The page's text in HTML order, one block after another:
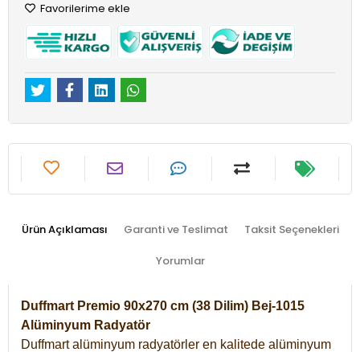
Favorilerime ekle
Ürün Açıklaması Garanti ve Teslimat Taksit Seçenekleri
Yorumlar
Duffmart Premio 90x270 cm (38 Dilim) Bej-1015
Alüminyum Radyatör
Duffmart alüminyum radyatörler en kalitede alüminyum